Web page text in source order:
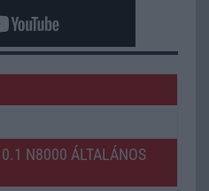
N8000 ÁLTALÁNOS